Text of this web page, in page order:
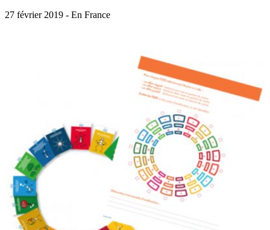
27 février 2019 - En France